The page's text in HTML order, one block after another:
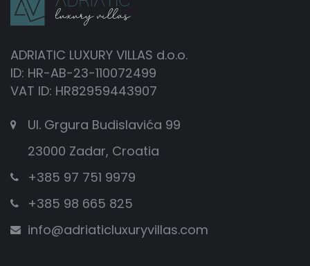
ADRIATIC LUXURY VILLAS d.o.o.
ID: HR-AB-23-110072499
VAT ID: HR82959443907
Ul. Grgura Budislavića 99
23000 Zadar, Croatia
+385 97 751 9979
+385 98 665 825
info@adriaticluxuryvillas.com